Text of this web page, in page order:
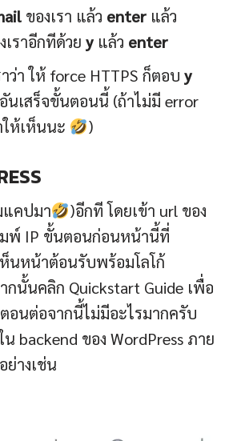
ของเรา แล้ว enter แล้ว
ราอีกทีด้วย y แล้ว enter
ว่า ให้ force HTTPS ก็ตอบ y
นเสร็จขั้นตอนนี้ (ถ้าไม่มี error
ห้เห็นนะ
)
คปมา
)อีกที โดยเข้า url ของ
พ์ IP ขั้นตอนก่อนหน้านี้ที่
ห็นหน้าต้อนรับพร้อมโลโก้
กนั้นคลิก Quickstart Guide เพื่อ
อนต่อจากนี้ไม่มีอะไรมากครับ
backend ของ WordPress ภาย
ย่างเช่น